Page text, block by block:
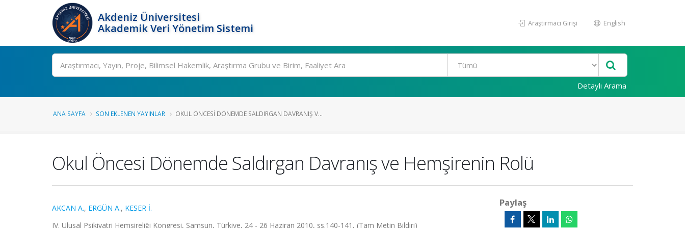
Akdeniz Üniversitesi
Akademik Veri Yönetim Sistemi
Araştırmacı Girişi English
Ara
Detaylı Arama
ANA SAYFA SON EKLENEN YAYINLAR OKUL ÖNCESI DÖNEMDE SALDIRGAN DAVRANIŞ V...
Okul Öncesi Dönemde Saldırgan Davranış ve Hemşirenin Rolü
AKCAN A., ERGÜN A., KESER İ.
IV. Ulusal Psikiyatri Hemşireliği Kongresi, Samsun, Türkiye, 24 - 26 Haziran 2010, ss.140-141, (Tam Metin Bildiri)
Paylaş